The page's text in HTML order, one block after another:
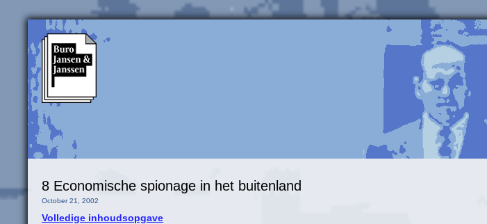
8 Economische spionage in het buitenland
October 21, 2002
Volledige inhoudsopgave